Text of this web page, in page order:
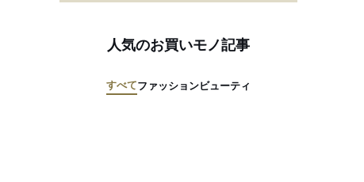
人気のお買いモノ記事
すべてファッションビューティ